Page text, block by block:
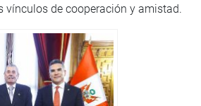
vínculos de cooperación y amistad.